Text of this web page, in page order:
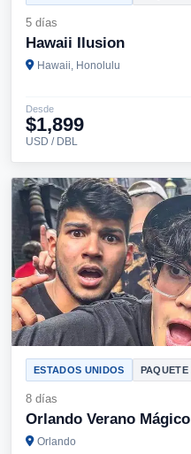
5 días
Hawaii Ilusion
Hawaii, Honolulu
Desde
$1,899
USD / DBL
ESTADOS UNIDOS PAQUETE
8 días
Orlando Verano Mágico
Orlando